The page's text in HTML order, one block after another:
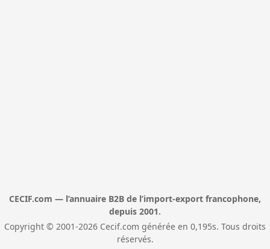
CECIF.com — l’annuaire B2B de l’import-export francophone,
depuis 2001.
Copyright © 2001-2026 Cecif.com générée en 0,195s. Tous droits
réservés.